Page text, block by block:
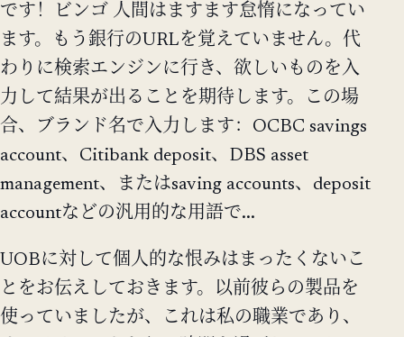
です！ビンゴ 人間はますます怠惰になってい
ます。もう銀行のURLを覚えていません。代
わりに検索エンジンに行き、欲しいものを入
力して結果が出ることを期待します。この場
合、ブランド名で入力します：OCBC savings
account、Citibank deposit、DBS asset
management、またはsaving accounts、deposit
accountなどの汎用的な用語で...
UOBに対して個人的な恨みはまったくないこ
とをお伝えしておきます。以前彼らの製品を
使っていましたが、これは私の職業であり、